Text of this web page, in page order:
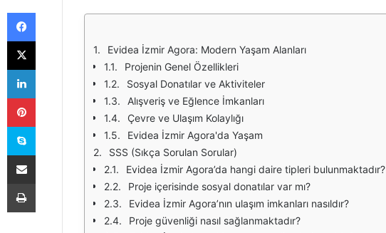
Evidea İzmir Agora: Modern Yaşam Alanları
Projenin Genel Özellikleri
Sosyal Donatılar ve Aktiviteler
Alışveriş ve Eğlence İmkanları
Çevre ve Ulaşım Kolaylığı
Evidea İzmir Agora'da Yaşam
SSS (Sıkça Sorulan Sorular)
Evidea İzmir Agora’da hangi daire tipleri bulunmaktadır?
Proje içerisinde sosyal donatılar var mı?
Evidea İzmir Agora’nın ulaşım imkanları nasıldır?
Proje güvenliği nasıl sağlanmaktadır?
Facebook
X
LinkedIn
Pinterest
Skype
E-Posta ile paylaş